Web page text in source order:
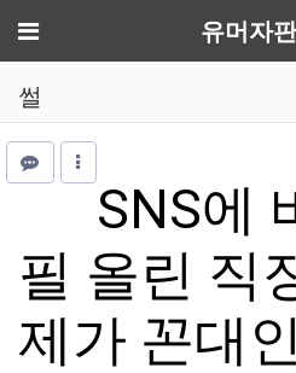
메뉴 유머자
썰
SNS에
필 올린 직
제가 꼰대